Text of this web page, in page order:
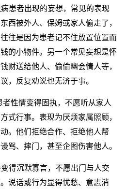
者出现的妄想，常见的表现
西被外人、保姆或家人偷走了，
往是因为患者记不住放置位置而
的小物件。另一个常见妄想是怀
财送给他人、偷偷幽会情人等，
，反复劝说也无济于事。
性情变得固执，不愿听从家人
式行事。表现为厌烦家属照顾，
。他们拒绝合作、拒绝他人帮
骂、摔门，甚至企图伤害他人。
沉默寡言，不愿出门与人交
说话或行为显得忧愁、意志消